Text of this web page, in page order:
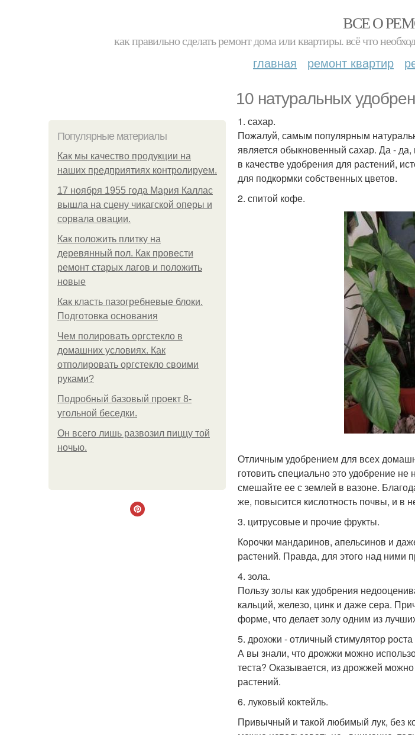
ВСЕ О
как правильно сделать ремонт дома или квартиры. всё что
главная ремонт квартир
10 натуральных
Популярные материалы
Как мы качество продукции на
наших предприятиях контролируем.
17 ноября 1955 года Мария Каллас
вышла на сцену чикагской оперы и
сорвала овации.
Как положить плитку на
деревянный пол. Как провести
ремонт старых лагов и положить
новые
Как класть пазогребневые блоки.
Подготовка основания
Чем полировать оргстекло в
домашних условиях. Как
отполировать оргстекло своими
руками?
Подробный базовый проект 8-
угольной беседки.
Он всего лишь развозил пиццу той
ночью.
1. сахар.
Пожалуй, самым популярным
является обыкновенный сахар. Да -
в качестве удобрения для растений,
для подкормки собственных цветов.
2. спитой кофе.
Отличным удобрением для всех
готовить специально это удобрение
смешайте ее с землей в вазоне.
же, повысится кислотность почвы, и в
3. цитрусовые и прочие фрукты.
Корочки мандаринов, апельсинов и
растений. Правда, для этого над ними
4. зола.
Пользу золы как удобрения
кальций, железо, цинк и даже сера.
форме, что делает золу одним из
5. дрожжи - отличный стимулятор
А вы знали, что дрожжи можно
теста? Оказывается, из дрожжей
растений.
6. луковый коктейль.
Привычный и такой любимый лук, без